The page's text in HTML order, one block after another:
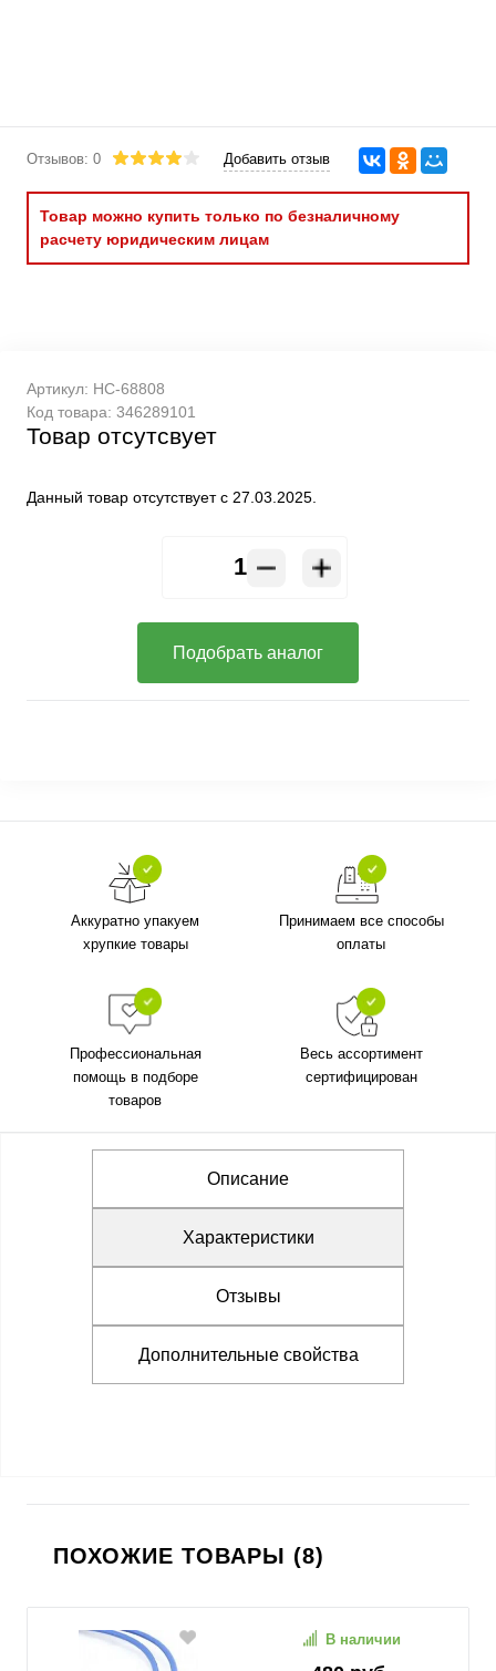
Отзывов: 0 Добавить отзыв
Товар можно купить только по безналичному
расчету юридическим лицам
Артикул: HC-68808
Код товара: 346289101
Товар отсутсвует
Данный товар отсутствует с 27.03.2025.
Подобрать аналог
Аккуратно упакуем
хрупкие товары
Принимаем все способы
оплаты
Профессиональная
помощь в подборе
товаров
Весь ассортимент
сертифицирован
Описание
Характеристики
Отзывы
Дополнительные свойства
ПОХОЖИЕ ТОВАРЫ (8)
В наличии